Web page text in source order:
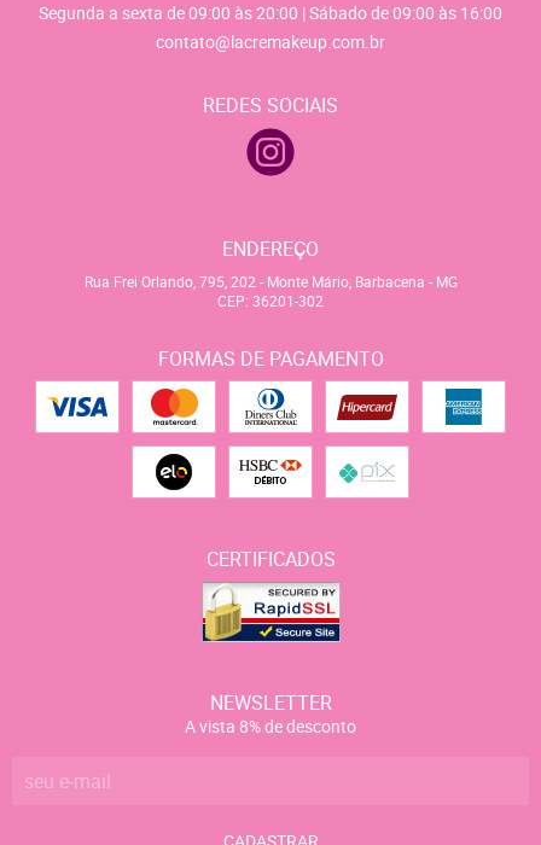
Segunda a sexta de 09:00 às 20:00 | Sábado de 09:00 às 16:00
contato@lacremakeup.com.br
REDES SOCIAIS
ENDEREÇO
Rua Frei Orlando, 795, 202 - Monte Mário, Barbacena - MG
CEP: 36201-302
FORMAS DE PAGAMENTO
CERTIFICADOS
NEWSLETTER
A vista 8% de desconto
CADASTRAR